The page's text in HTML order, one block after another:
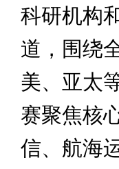
科研机构
道，围绕
美、亚太
赛聚焦核
信、航海